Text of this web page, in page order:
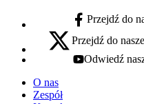
facebook - otwiera
Przejdź do
x - otwiera się w nowej karcie
Przejdź do
youtube - otwiera
Odwiedź
O nas
Zespół